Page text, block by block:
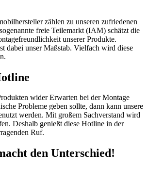
zählen zu unseren zufriedenen
freie Teilemarkt (IAM) schätzt die
unserer Produkte.
dabei unser Maßstab. Vielfach wird diese
wider Erwarten bei der Montage
Probleme geben sollte, dann kann unsere
werden. Mit großem Sachverstand wird
Deshalb genießt diese Hotline in der
Ruf.
den Unterschied!